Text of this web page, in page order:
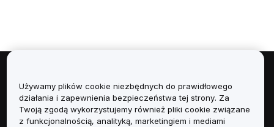
Informacje
Usługi
Używamy plików cookie niezbędnych do prawidłowego
działania i zapewnienia bezpieczeństwa tej strony. Za
Twoją zgodą wykorzystujemy również pliki cookie związane
z funkcjonalnością, analityką, marketingiem i mediami